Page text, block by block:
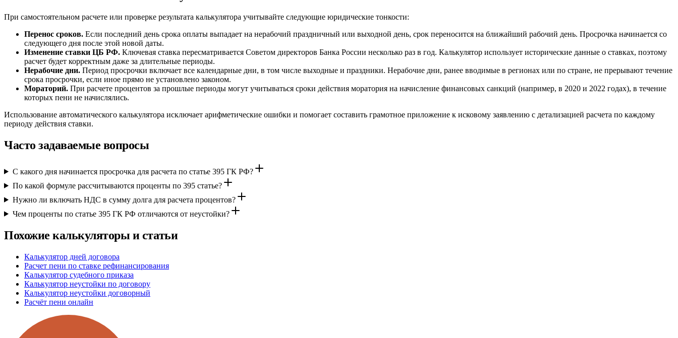
При самостоятельном расчете или проверке результата калькулятора учитывайте следующие юридические тонкости:
Перенос сроков. Если последний день срока оплаты выпадает на нерабочий праздничный или выходной день, срок переносится на ближайший рабочий день. Просрочка начинается со
следующего дня после этой новой даты.
Изменение ставки ЦБ РФ. Ключевая ставка пересматривается Советом директоров Банка России несколько раз в год. Калькулятор использует исторические данные о ставках, поэтому
расчет будет корректным даже за длительные периоды.
Нерабочие дни. Период просрочки включает все календарные дни, в том числе выходные и праздники. Нерабочие дни, ранее вводимые в регионах или по стране, не прерывают течение
срока просрочки, если иное прямо не установлено законом.
Мораторий. При расчете процентов за прошлые периоды могут учитываться сроки действия моратория на начисление финансовых санкций (например, в 2020 и 2022 годах), в течение
которых пени не начислялись.
Использование автоматического калькулятора исключает арифметические ошибки и помогает составить грамотное приложение к исковому заявлению с детализацией расчета по каждому
периоду действия ставки.
Часто задаваемые вопросы
С какого дня начинается просрочка для расчета по статье 395 ГК РФ?
По какой формуле рассчитываются проценты по 395 статье?
Нужно ли включать НДС в сумму долга для расчета процентов?
Чем проценты по статье 395 ГК РФ отличаются от неустойки?
Похожие калькуляторы и статьи
Калькулятор дней договора
Расчет пени по ставке рефинансирования
Калькулятор судебного приказа
Калькулятор неустойки по договору
Калькулятор неустойки договорный
Расчёт пени онлайн